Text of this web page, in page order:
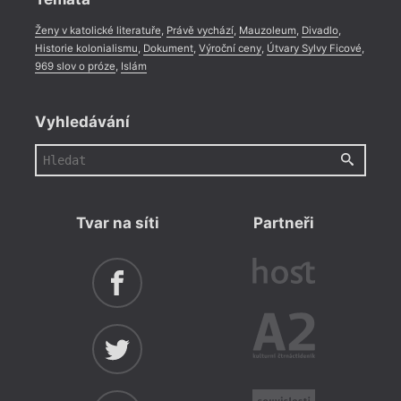
Ženy v katolické literatuře, Právě vychází, Mauzoleum, Divadlo,
Historie kolonialismu, Dokument, Výroční ceny, Útvary Sylvy Ficové,
969 slov o próze, Islám
Vyhledávání
Tvar na síti Partneři